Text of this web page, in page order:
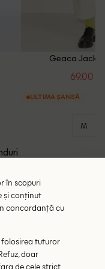
Geaca
69.00
ULTIMA ȘANSĂ
M
- 51%
în scopuri
și conținut
concordanță cu
folosirea tuturor
doar
de cele strict